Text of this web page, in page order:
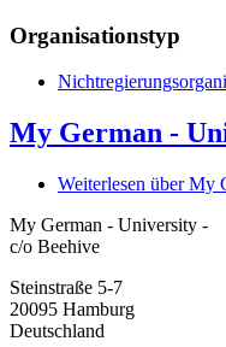
Organisationstyp
My German -
Weiterlesen über My
My German - University -
c/o Beehive
Steinstraße 5-7
20095 Hamburg
Deutschland